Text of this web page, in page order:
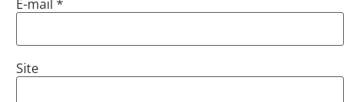
E-mail *
Site